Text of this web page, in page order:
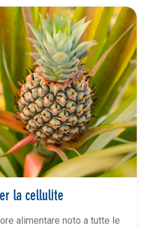
la cellulite
alimentare noto a tutte le